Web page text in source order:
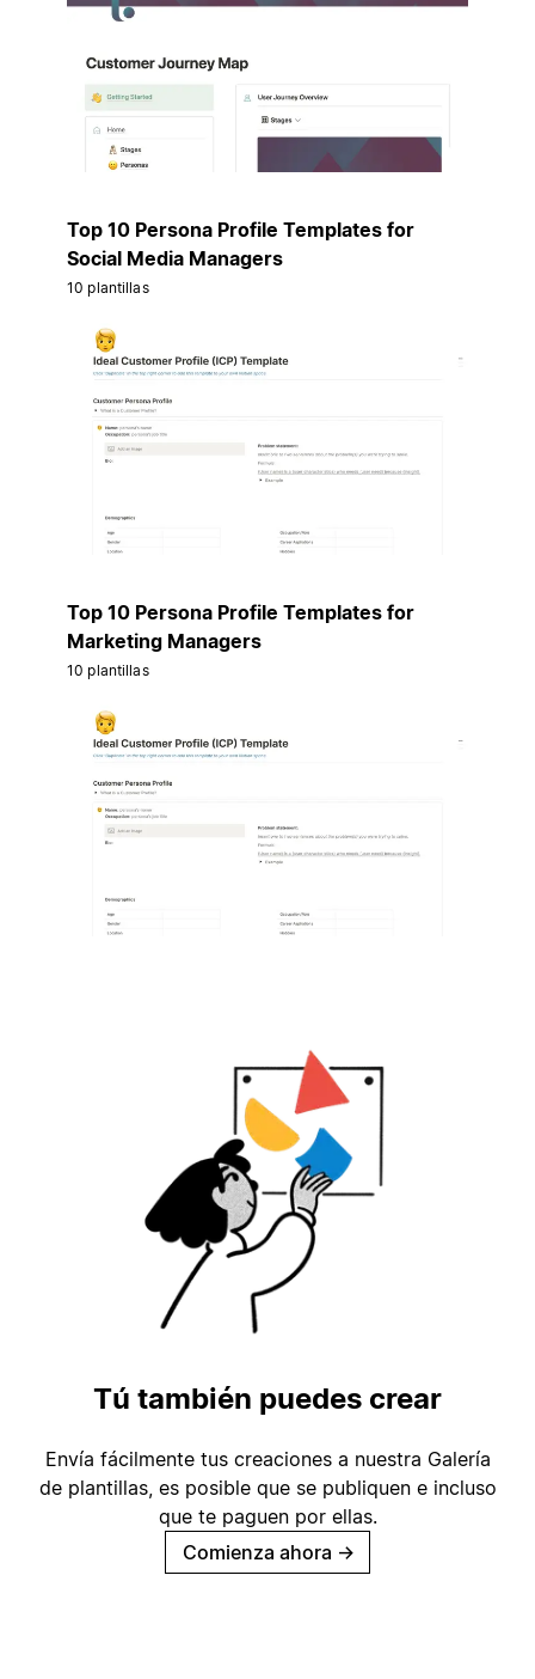
Top 10 Persona Profile Templates for
Social Media Managers
10 plantillas
Top 10 Persona Profile Templates for
Marketing Managers
10 plantillas
Tú también puedes crear
Envía fácilmente tus creaciones a nuestra Galería
de plantillas, es posible que se publiquen e incluso
que te paguen por ellas.
Comienza ahora →